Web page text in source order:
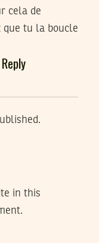
cela de
que tu la boucle
in this